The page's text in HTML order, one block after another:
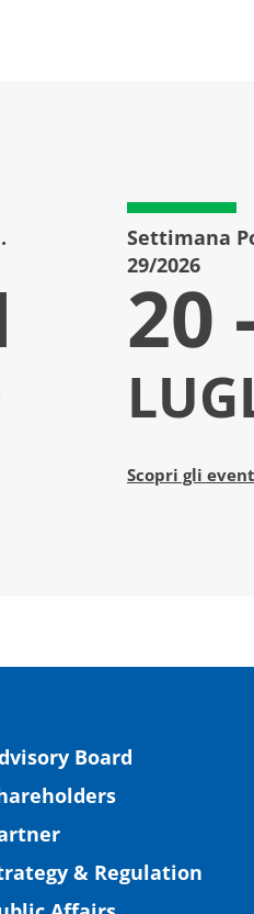
Settimana
29/2026
20
Scopri gli
Board
& Regulation